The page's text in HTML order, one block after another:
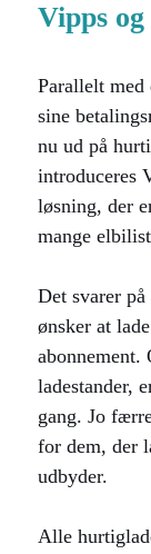
Vipps
Parallelt
sine
nu ud på
introduceres
løsning, der
mange
Det svarer
ønsker at
abonnement.
ladestander,
gang. Jo
for dem, der
udbyder.
Alle